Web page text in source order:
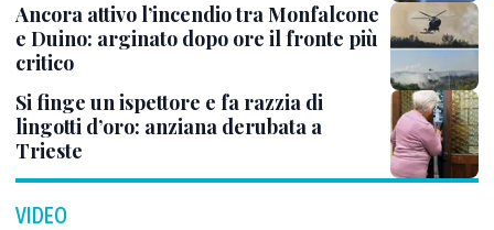
Ancora attivo l’incendio tra Monfalcone
e Duino: arginato dopo ore il fronte più
critico
Si finge un ispettore e fa razzia di
lingotti d’oro: anziana derubata a
Trieste
VIDEO